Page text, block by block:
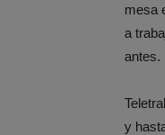
mesa
a
antes.
y